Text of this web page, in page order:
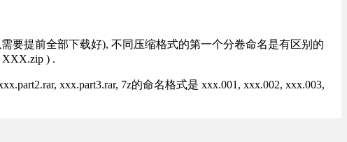
要提前全部下载好), 不同压缩格式的第一个分卷命名是有区别的
) .
xxx.part3.rar, 7z的命名格式是 xxx.001, xxx.002, xxx.003,